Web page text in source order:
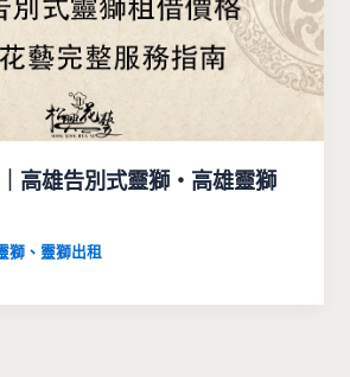
高雄告別式靈獅・高雄靈獅
獅、靈獅出租